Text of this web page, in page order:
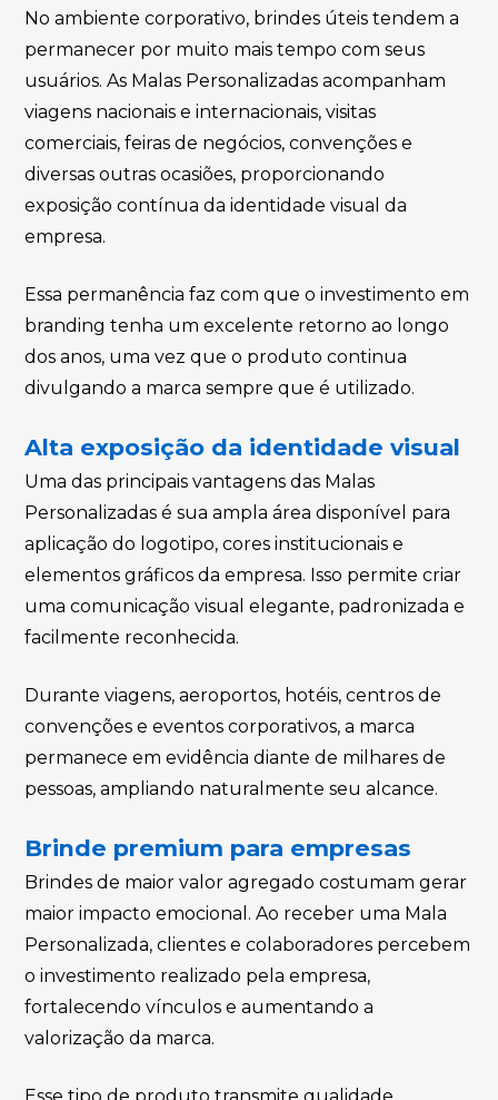
No ambiente corporativo, brindes úteis tendem a
permanecer por muito mais tempo com seus
usuários. As Malas Personalizadas acompanham
viagens nacionais e internacionais, visitas
comerciais, feiras de negócios, convenções e
diversas outras ocasiões, proporcionando
exposição contínua da identidade visual da
empresa.
Essa permanência faz com que o investimento em
branding tenha um excelente retorno ao longo
dos anos, uma vez que o produto continua
divulgando a marca sempre que é utilizado.
Alta exposição da identidade visual
Uma das principais vantagens das Malas
Personalizadas é sua ampla área disponível para
aplicação do logotipo, cores institucionais e
elementos gráficos da empresa. Isso permite criar
uma comunicação visual elegante, padronizada e
facilmente reconhecida.
Durante viagens, aeroportos, hotéis, centros de
convenções e eventos corporativos, a marca
permanece em evidência diante de milhares de
pessoas, ampliando naturalmente seu alcance.
Brinde premium para empresas
Brindes de maior valor agregado costumam gerar
maior impacto emocional. Ao receber uma Mala
Personalizada, clientes e colaboradores percebem
o investimento realizado pela empresa,
fortalecendo vínculos e aumentando a
valorização da marca.